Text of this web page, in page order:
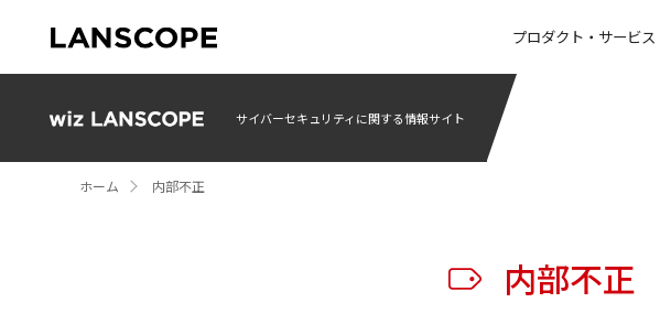
プロダクト・サービス
サイバーセキュリティに関する情報サイト
ホーム 内部不正
内部不正